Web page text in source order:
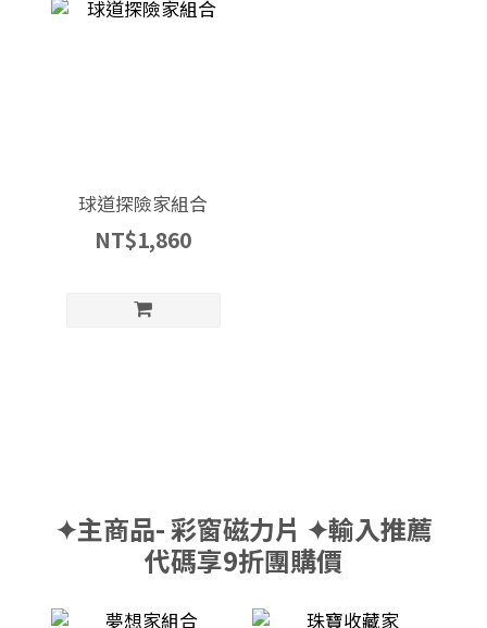
球道探險家組合
NT$1,860
✦主商品- 彩窗磁力片 ✦輸入推薦
代碼享9折團購價